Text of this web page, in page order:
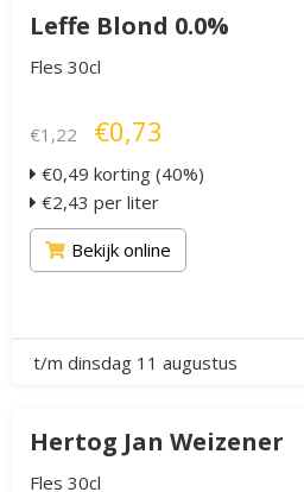
Leffe Blond 0.0%
Fles 30cl
€1,22 €0,73
€0,49 korting (40%)
€2,43 per liter
Bekijk online
t/m dinsdag 11 augustus
Hertog Jan Weizener
Fles 30cl